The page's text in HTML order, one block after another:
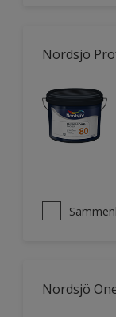
Nordsjö
Nordsjö